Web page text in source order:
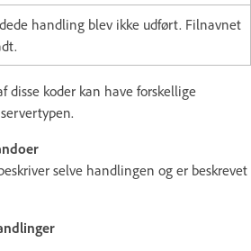
handling blev ikke udført. Filnavnet
disse koder kan have forskellige
selve handlingen og er beskrevet